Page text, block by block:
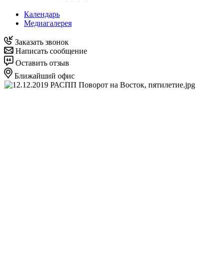
Календарь
Медиагалерея
Заказать звонок
Написать сообщение
Оставить отзыв
Ближайший офис